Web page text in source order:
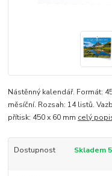
Nástěnný kalendář. Formát:
měsíční. Rozsah: 14 listů.
přítisk: 450 x 60 mm celý
Dostupnost Skladem